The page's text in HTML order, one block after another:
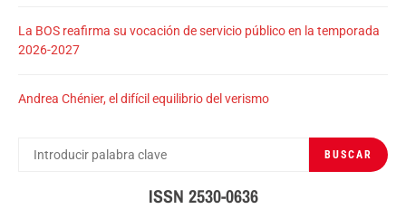
La BOS reafirma su vocación de servicio público en la temporada
2026-2027
Andrea Chénier, el difícil equilibrio del verismo
BUSCAR
ISSN 2530-0636